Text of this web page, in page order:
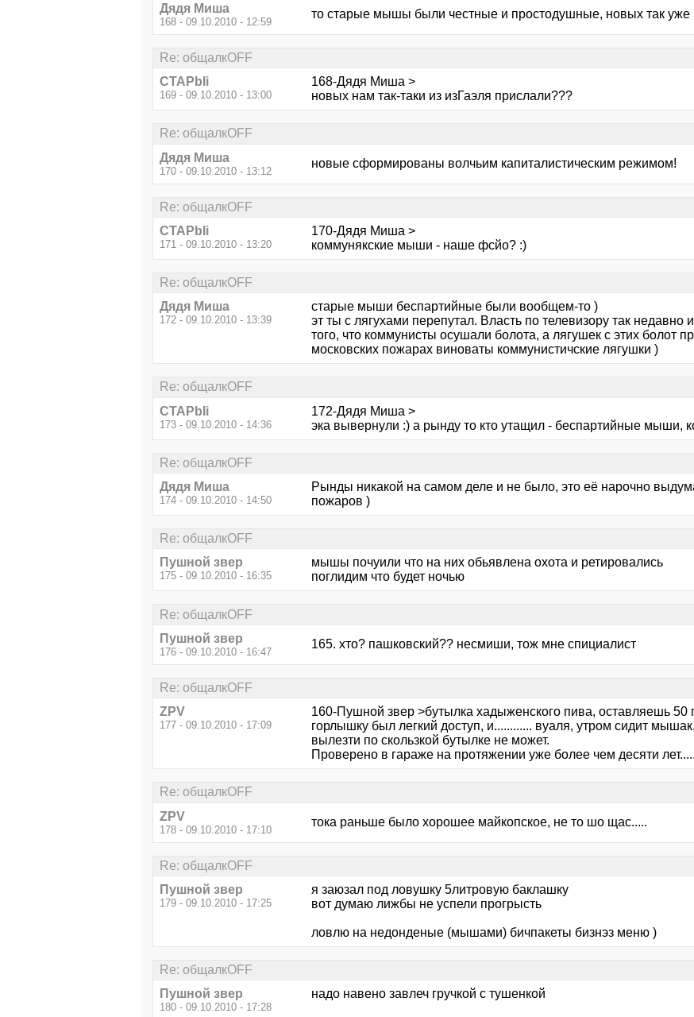
Дядя Миша
168 - 09.10.2010 - 12:59
то старые мышы были честные и простодушные, новых так уже
Re: общалкOFF
CTAPbIi
169 - 09.10.2010 - 13:00
168-Дядя Миша >
новых нам так-таки из изГаэля прислали???
Re: общалкOFF
Дядя Миша
170 - 09.10.2010 - 13:12
новые сформированы волчьим капиталистическим режимом!
Re: общалкOFF
CTAPbIi
171 - 09.10.2010 - 13:20
170-Дядя Миша >
коммунякские мыши - наше фсйо? :)
Re: общалкOFF
Дядя Миша
172 - 09.10.2010 - 13:39
старые мыши беспартийные были вообщем-то )
эт ты с лягухами перепутал. Власть по телевизору так
того, что коммунисты осушали болота, а лягушек с этих болот
московских пожарах виноваты коммунистичские лягушки )
Re: общалкOFF
CTAPbIi
173 - 09.10.2010 - 14:36
172-Дядя Миша >
эка вывернули :) а рынду то кто утащил - беспартийные мыши,
Re: общалкOFF
Дядя Миша
174 - 09.10.2010 - 14:50
Рынды никакой на самом деле и не было, это её нарочно
пожаров )
Re: общалкOFF
Пушной звер
175 - 09.10.2010 - 16:35
мышы почуили что на них обьявлена охота и ретировались
поглидим что будет ночью
Re: общалкOFF
Пушной звер
176 - 09.10.2010 - 16:47
165. хто? пашковский?? несмиши, тож мне спициалист
Re: общалкOFF
ZPV
177 - 09.10.2010 - 17:09
160-Пушной звер >бутылка хадыженского пива, оставляешь
горлышку был легкий доступ, и............ вуаля, утром сидит
вылезти по скользкой бутылке не может.
Проверено в гараже на протяжении уже более чем десяти лет.....
Re: общалкOFF
ZPV
178 - 09.10.2010 - 17:10
тока раньше было хорошее майкопское, не то шо щас.....
Re: общалкOFF
Пушной звер
179 - 09.10.2010 - 17:25
я заюзал под ловушку 5литровую баклашку
вот думаю лижбы не успели прогрысть
ловлю на недонденые (мышами) бичпакеты бизнэз меню )
Re: общалкOFF
Пушной звер
180 - 09.10.2010 - 17:28
надо навено завлеч гручкой с тушенкой